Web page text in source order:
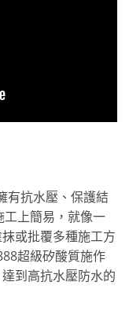
有抗水壓、保護結
上簡易，就像一
或批覆多種施工方
超級矽酸質施作
到高抗水壓防水的